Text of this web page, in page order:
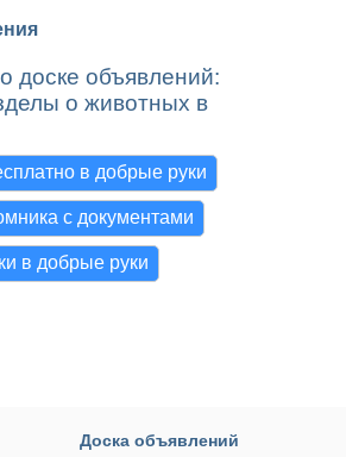
доске объявлений:
о животных в
в добрые руки
с документами
в добрые руки
Доска объявлений